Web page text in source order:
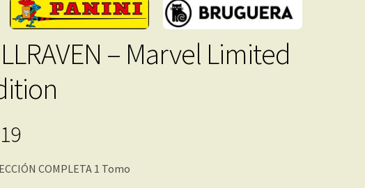
– Marvel Limited
COMPLETA 1 Tomo